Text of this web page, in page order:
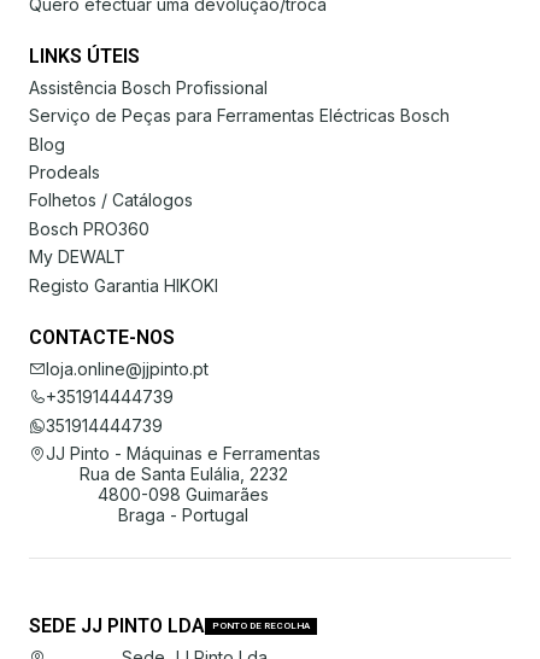
LINKS ÚTEIS
Assistência Bosch Profissional
Serviço de Peças para Ferramentas Eléctricas Bosch
Blog
Prodeals
Folhetos / Catálogos
Bosch PRO360
My DEWALT
Registo Garantia HIKOKI
CONTACTE-NOS
loja.online@jjpinto.pt
+351914444739
351914444739
JJ Pinto - Máquinas e Ferramentas
Rua de Santa Eulália, 2232
4800-098 Guimarães
Braga - Portugal
SEDE JJ PINTO LDA PONTO DE RECOLHA